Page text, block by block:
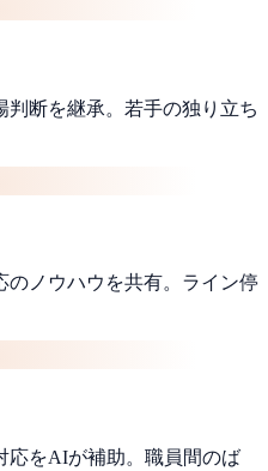
断を継承。若手の独り立ち
のノウハウを共有。ライン停
応をAIが補助。職員間のば